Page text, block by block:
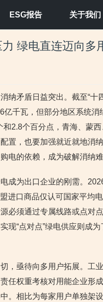
ESG报告 关于我们
绿电直连迈向多
纳矛盾日益突出。截至“十
千瓦，但部分地区系统消
2.8个百分点，青海、蒙西
置，也要加强就近就地消
电的依赖，成为破解消纳难
成为出口企业的刚需。
进口商品仅认可国家平均
必须通过专属线路或点对
现“点对点”绿电供应则成
，亟待向多用户拓展。工
任权重考核对用能企业形
。相比为每家用户单独架